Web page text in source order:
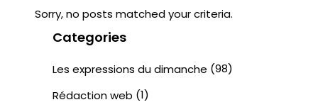
Sorry, no posts matched your criteria.
Categories
Les expressions du dimanche (98)
Rédaction web (1)